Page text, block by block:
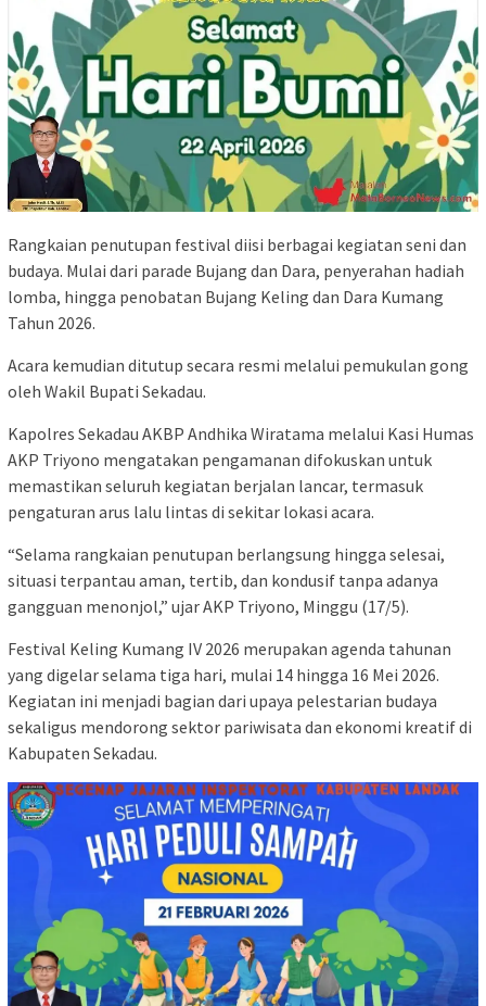
Rangkaian penutupan festival diisi berbagai kegiatan seni dan
budaya. Mulai dari parade Bujang dan Dara, penyerahan hadiah
lomba, hingga penobatan Bujang Keling dan Dara Kumang
Tahun 2026.
Acara kemudian ditutup secara resmi melalui pemukulan gong
oleh Wakil Bupati Sekadau.
Kapolres Sekadau AKBP Andhika Wiratama melalui Kasi Humas
AKP Triyono mengatakan pengamanan difokuskan untuk
memastikan seluruh kegiatan berjalan lancar, termasuk
pengaturan arus lalu lintas di sekitar lokasi acara.
“Selama rangkaian penutupan berlangsung hingga selesai,
situasi terpantau aman, tertib, dan kondusif tanpa adanya
gangguan menonjol,” ujar AKP Triyono, Minggu (17/5).
Festival Keling Kumang IV 2026 merupakan agenda tahunan
yang digelar selama tiga hari, mulai 14 hingga 16 Mei 2026.
Kegiatan ini menjadi bagian dari upaya pelestarian budaya
sekaligus mendorong sektor pariwisata dan ekonomi kreatif di
Kabupaten Sekadau.